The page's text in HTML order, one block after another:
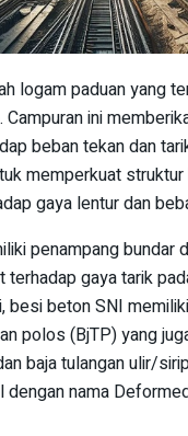
logam paduan yang
ini
beban tekan dan
memperkuat
gaya lentur dan
penampang bundar
terhadap gaya tarik
besi beton SNI
polos (BjTP) yang
baja tulangan ulir/
dengan nama